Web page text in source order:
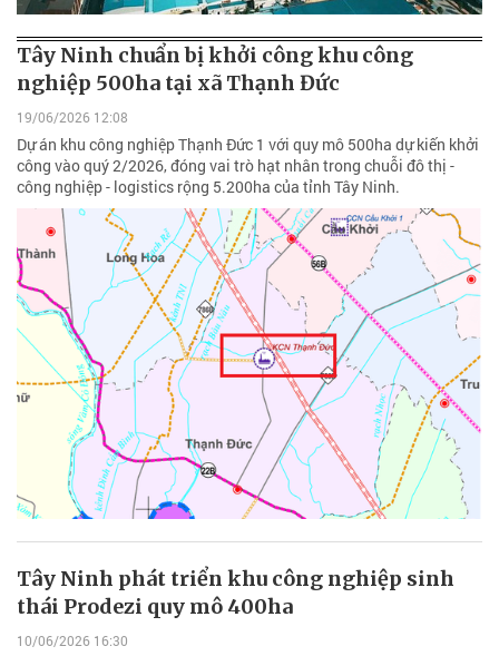
Tây Ninh chuẩn bị khởi công khu công
nghiệp 500ha tại xã Thạnh Đức
19/06/2026 12:08
Dự án khu công nghiệp Thạnh Đức 1 với quy mô 500ha dự kiến khởi
công vào quý 2/2026, đóng vai trò hạt nhân trong chuỗi đô thị -
công nghiệp - logistics rộng 5.200ha của tỉnh Tây Ninh.
Tây Ninh phát triển khu công nghiệp sinh
thái Prodezi quy mô 400ha
10/06/2026 16:30